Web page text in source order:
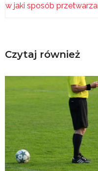
w jaki sposób
Czytaj również